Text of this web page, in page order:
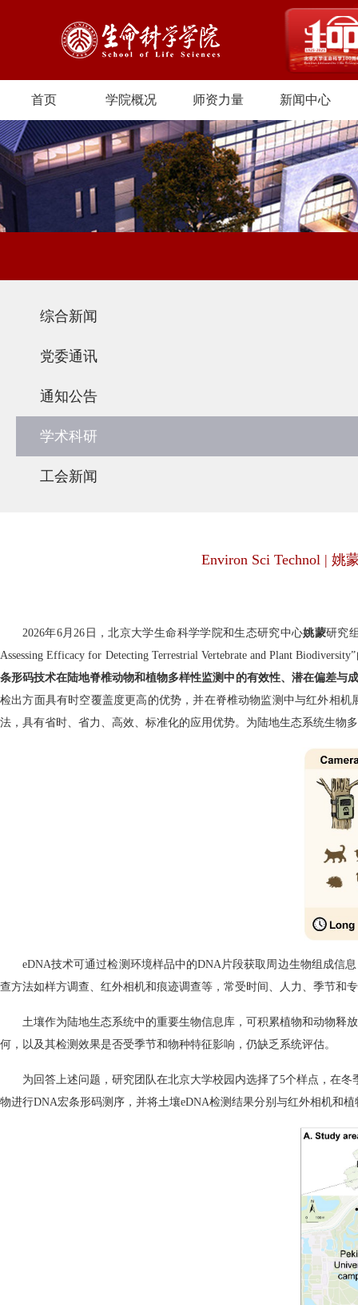
首页 学院概况 师资力量 新闻中心
综合新闻
党委通讯
通知公告
学术科研
工会新闻
Environ Sci Technol |
2026年6月26 日，北京大学生命科学学院和生态研究中心姚蒙研究
Assessing Efficacy for Detecting Terrestrial Vertebrate and Plant Biodiversity
条形码技术在陆地脊椎动物和植物多样性监测中的有效性、潜在偏差与
检出方面具有时空覆盖度更高的优势，并在脊椎动物监测中与红外相
法，具有省时、省力、高效、标准化的应用优势。为陆地生态系统生物
eDNA技术可通过检测环境样品中的DNA片段获取周边生物组成信
查方法如样方调查、红外相机和痕迹调查等，常受时间、人力、季节和
土壤作为陆地生态系统中的重要生物信息库，可积累植物和动物释
何，以及其检测效果是否受季节和物种特征影响，仍缺乏系统评估。
为回答上述问题，研究团队在北京大学校园内选择了5个样点，在冬
物进行DNA宏条形码测序，并将土壤eDNA检测结果分别与红外相机和